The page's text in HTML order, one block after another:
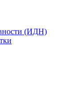
(ИДН)